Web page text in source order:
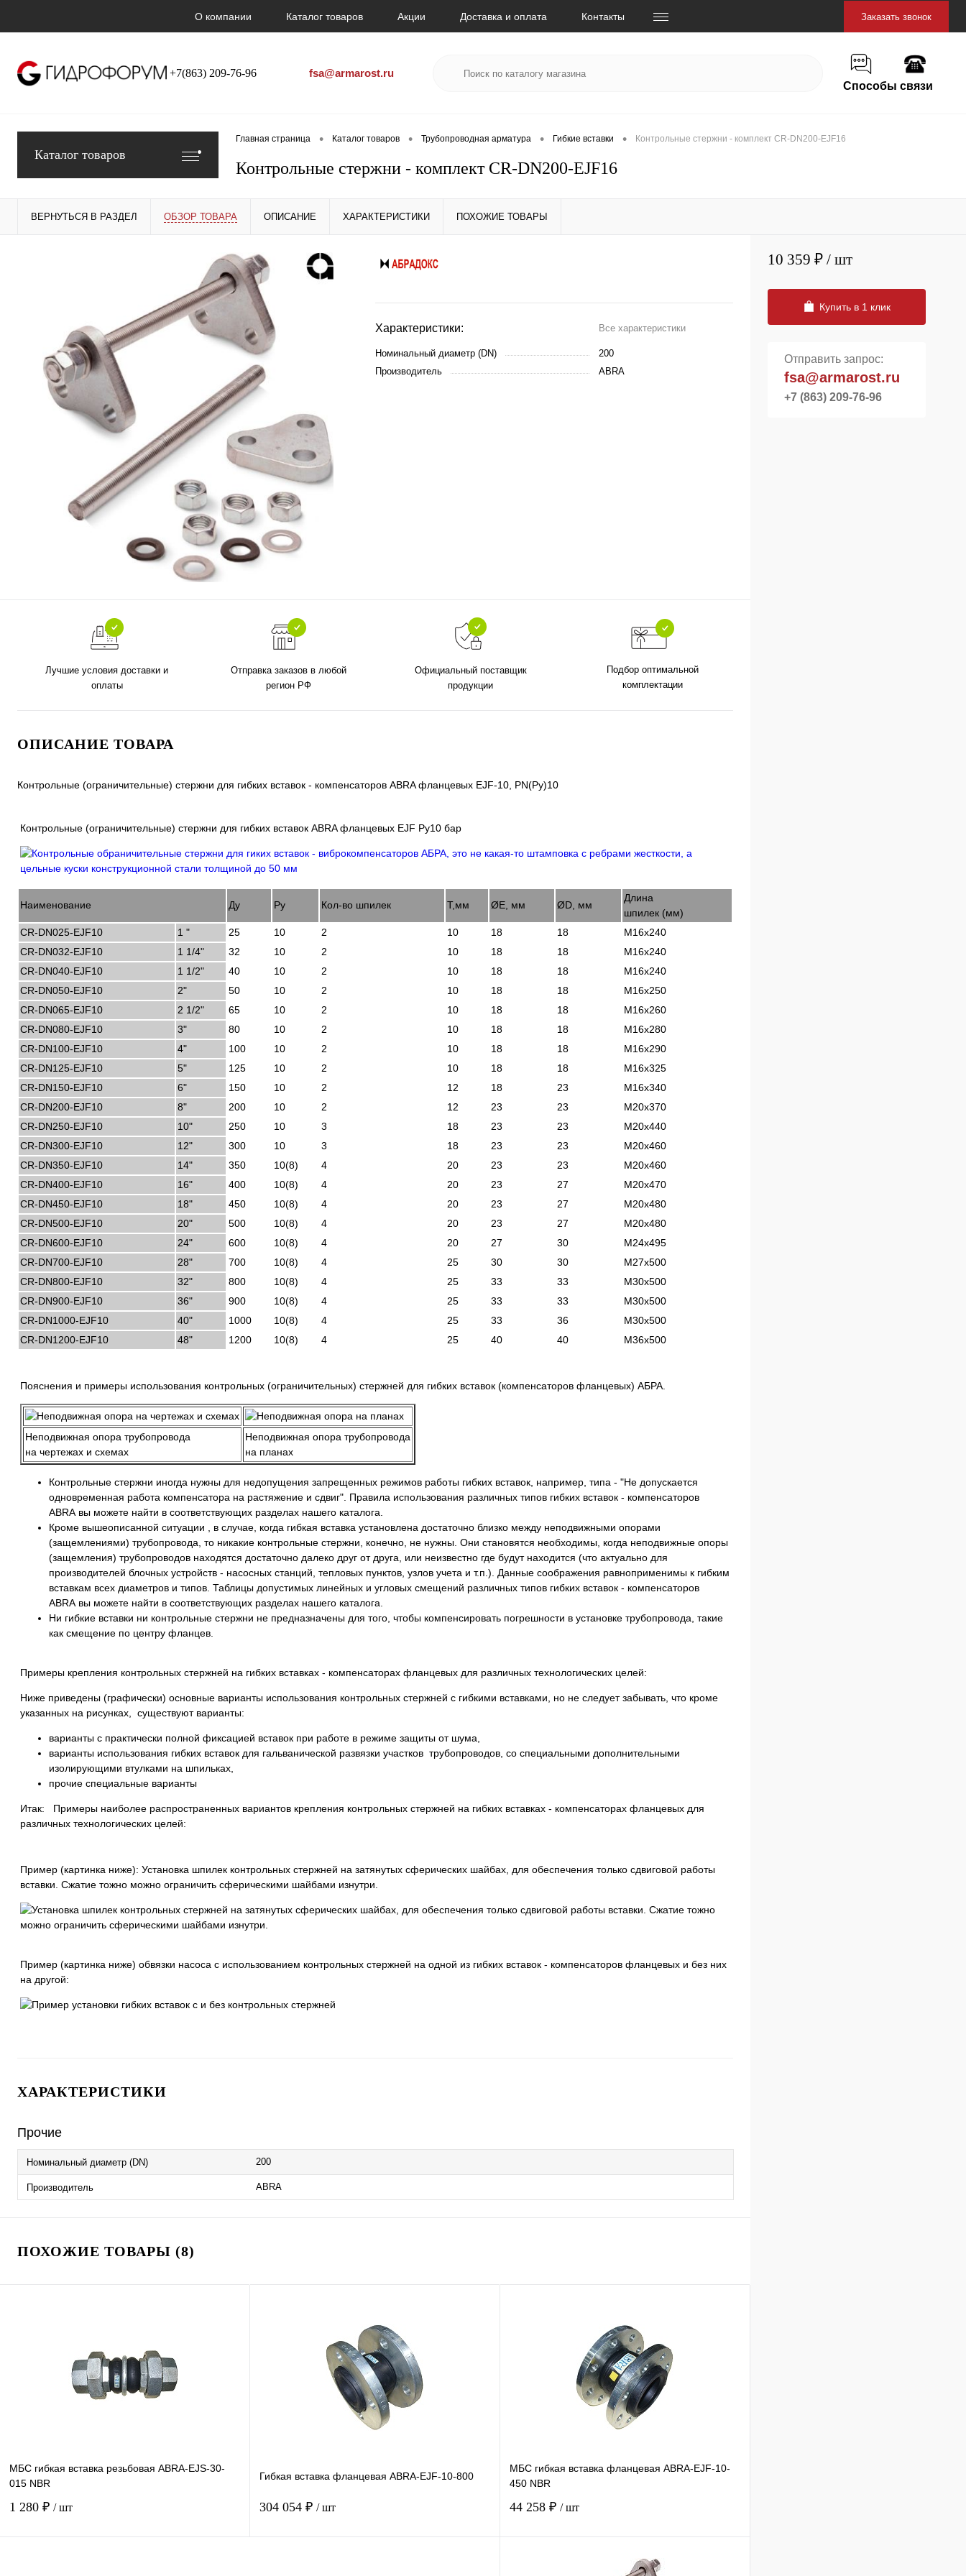
О компании Каталог товаров Акции Доставка и оплата Контакты Заказать звонок
+7(863) 209-76-96
fsa@armarost.ru
Способы связи
Каталог товаров
Главная страница • Каталог товаров • Трубопроводная арматура • Гибкие вставки • Контрольные стержни - комплект CR-DN200-EJF16
Контрольные стержни - комплект CR-DN200-EJF16
ВЕРНУТЬСЯ В РАЗДЕЛ ОБЗОР ТОВАРА ОПИСАНИЕ ХАРАКТЕРИСТИКИ ПОХОЖИЕ ТОВАРЫ
Характеристики: Все характеристики
Номинальный диаметр (DN)
200
Производитель
ABRA
Лучшие условия доставки и
оплаты
Отправка заказов в любой
регион РФ
Официальный поставщик
продукции
Подбор оптимальной
комплектации
ОПИСАНИЕ ТОВАРА
Контрольные (ограничительные) стержни для гибких вставок - компенсаторов ABRA фланцевых EJF-10, PN(Ру)10
Контрольные (ограничительные) стержни для гибких вставок ABRA фланцевых EJF Ру10 бар
Наименование Ду Ру Кол-во шпилек Т,мм ØE, мм ØD, мм
Длина
шпилек (мм)
CR-DN025-EJF10
1 " 25 10 2 10 18 18
М16х240
CR-DN032-EJF10
1 1/4" 32 10 2 10 18 18
М16х240
CR-DN040-EJF10
1 1/2" 40 10 2 10 18 18
М16х240
CR-DN050-EJF10
2" 50 10 2 10 18 18
М16х250
CR-DN065-EJF10
2 1/2" 65 10 2 10 18 18
М16х260
CR-DN080-EJF10
3" 80 10 2 10 18 18
М16х280
CR-DN100-EJF10
4" 100 10 2 10 18 18
М16х290
CR-DN125-EJF10
5" 125 10 2 10 18 18
М16х325
CR-DN150-EJF10
6" 150 10 2 12 18 23
М16х340
CR-DN200-EJF10
8" 200 10 2 12 23 23
М20х370
CR-DN250-EJF10
10" 250 10 3 18 23 23
М20х440
CR-DN300-EJF10
12" 300 10 3 18 23 23
М20х460
CR-DN350-EJF10
14" 350 10(8) 4 20 23 23
М20х460
CR-DN400-EJF10
16" 400 10(8) 4 20 23 27
М20х470
CR-DN450-EJF10
18" 450 10(8) 4 20 23 27
М20х480
CR-DN500-EJF10
20" 500 10(8) 4 20 23 27
М20х480
CR-DN600-EJF10
24" 600 10(8) 4 20 27 30
М24х495
CR-DN700-EJF10
28" 700 10(8) 4 25 30 30
М27х500
CR-DN800-EJF10
32" 800 10(8) 4 25 33 33
М30х500
CR-DN900-EJF10
36" 900 10(8) 4 25 33 33
М30х500
CR-DN1000-EJF10
40" 1000 10(8) 4 25 33 36
М30х500
CR-DN1200-EJF10
48" 1200 10(8) 4 25 40 40 М36х500
Пояснения и примеры использования контрольных (ограничительных) стержней для гибких вставок (компенсаторов фланцевых) АБРА.
Неподвижная опора трубопровода
на чертежах и схемах
Неподвижная опора трубопровода
на планах
Контрольные стержни иногда нужны для недопущения запрещенных режимов работы гибких вставок, например, типа - "Не допускается
одновременная работа компенсатора на растяжение и сдвиг". Правила использования различных типов гибких вставок - компенсаторов
ABRA вы можете найти в соответствующих разделах нашего каталога.
Кроме вышеописанной ситуации , в случае, когда гибкая вставка установлена достаточно близко между неподвижными опорами
(защемлениями) трубопровода, то никакие контрольные стержни, конечно, не нужны. Они становятся необходимы, когда неподвижные опоры
(защемления) трубопроводов находятся достаточно далеко друг от друга, или неизвестно где будут находится (что актуально для
производителей блочных устройств - насосных станций, тепловых пунктов, узлов учета и т.п.). Данные соображения равноприменимы к гибким
вставкам всех диаметров и типов. Таблицы допустимых линейных и угловых смещений различных типов гибких вставок - компенсаторов
ABRA вы можете найти в соответствующих разделах нашего каталога.
Ни гибкие вставки ни контрольные стержни не предназначены для того, чтобы компенсировать погрешности в установке трубопровода, такие
как смещение по центру фланцев.
Примеры крепления контрольных стержней на гибких вставках - компенсаторах фланцевых для различных технологических целей:
Ниже приведены (графически) основные варианты использования контрольных стержней с гибкими вставками, но не следует забывать, что кроме
указанных на рисунках, существуют варианты:
варианты с практически полной фиксацией вставок при работе в режиме защиты от шума,
варианты использования гибких вставок для гальванической развязки участков трубопроводов, со специальными дополнительными
изолирующими втулками на шпильках,
прочие специальные варианты
Итак: Примеры наиболее распространенных вариантов крепления контрольных стержней на гибких вставках - компенсаторах фланцевых для
различных технологических целей:
Пример (картинка ниже): Установка шпилек контрольных стержней на затянутых сферических шайбах, для обеспечения только сдвиговой работы
вставки. Сжатие тожно можно ограничить сферическими шайбами изнутри.
Пример (картинка ниже) обвязки насоса с использованием контрольных стержней на одной из гибких вставок - компенсаторов фланцевых и без них
на другой:
ХАРАКТЕРИСТИКИ
Прочие
Номинальный диаметр (DN) 200
Производитель ABRA
ПОХОЖИЕ ТОВАРЫ (8)
МБС гибкая вставка резьбовая ABRA-EJS-30-
015 NBR
1 280 ₽ / шт
Гибкая вставка фланцевая ABRA-EJF-10-800
304 054 ₽ / шт
МБС гибкая вставка фланцевая ABRA-EJF-10-
450 NBR
44 258 ₽ / шт
10 359 ₽ / шт
Купить в 1 клик
Отправить запрос:
fsa@armarost.ru
+7 (863) 209-76-96